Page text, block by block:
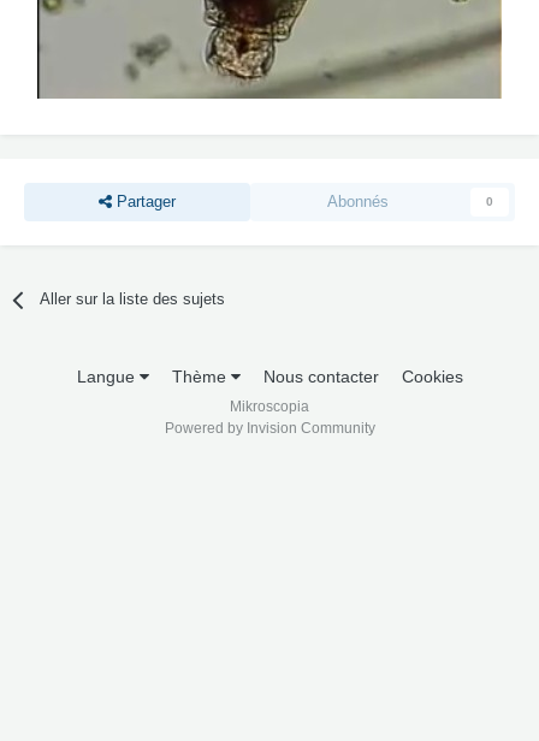
Partager Abonnés 0
Aller sur la liste des sujets
Langue Thème Nous contacter Cookies
Mikroscopia
Powered by Invision Community